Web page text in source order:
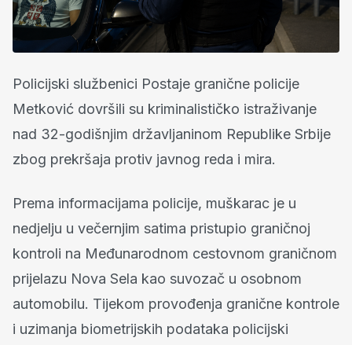
Policijski službenici Postaje granične policije
Metković dovršili su kriminalističko istraživanje
nad 32-godišnjim državljaninom Republike Srbije
zbog prekršaja protiv javnog reda i mira.
Prema informacijama policije, muškarac je u
nedjelju u večernjim satima pristupio graničnoj
kontroli na Međunarodnom cestovnom graničnom
prijelazu Nova Sela kao suvozač u osobnom
automobilu. Tijekom provođenja granične kontrole
i uzimanja biometrijskih podataka policijski